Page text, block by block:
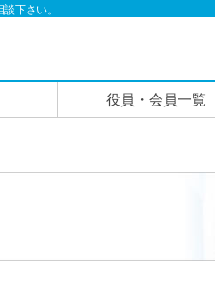
下さい。
役員・会員一覧